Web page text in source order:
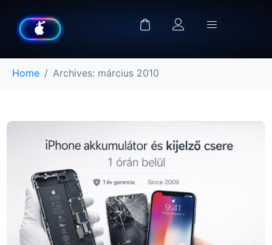
Home Archives: március 2010